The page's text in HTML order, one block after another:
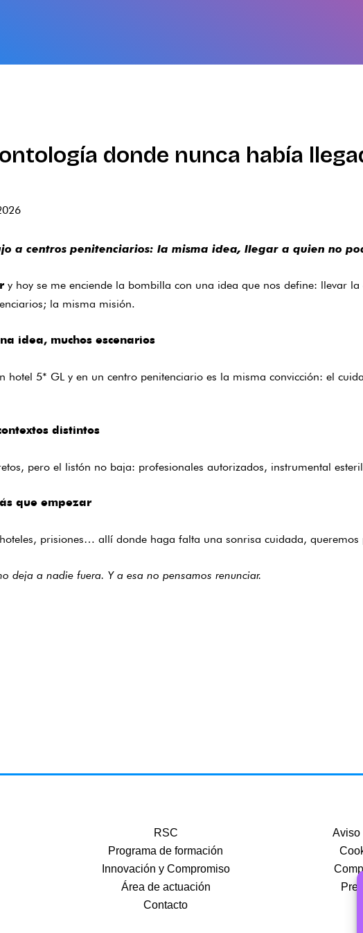
donde nunca había
a centros penitenciarios: la misma idea, llegar a quien no
y hoy se me enciende la bombilla con una idea que nos define: llevar
la misma misión.
idea, muchos escenarios
hotel 5* GL y en un centro penitenciario es la misma convicción: el
distintos
pero el listón no baja: profesionales autorizados, instrumental
que empezar
prisiones… allí donde haga falta una sonrisa cuidada, queremos
deja a nadie fuera. Y a esa no pensamos renunciar.
RSC
Programa de formación
Innovación y Compromiso
Área de actuación
Contacto
Aviso